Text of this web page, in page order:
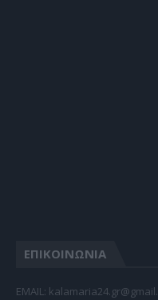
ΕΠΙΚΟΙΝΩΝΙΑ
EMAIL: